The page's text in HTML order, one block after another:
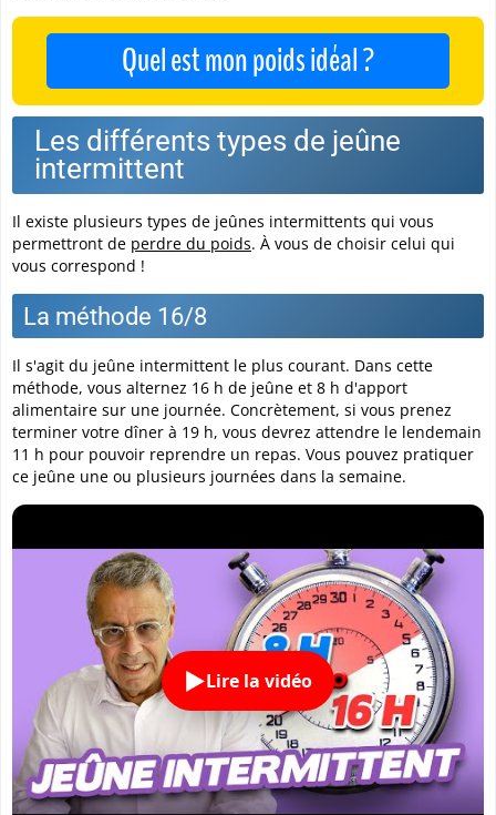
Quel est mon poids idéal ?
Les différents types de jeûne
intermittent
Il existe plusieurs types de jeûnes intermittents qui vous
permettront de perdre du poids. À vous de choisir celui qui
vous correspond !
La méthode 16/8
Il s'agit du jeûne intermittent le plus courant. Dans cette
méthode, vous alternez 16 h de jeûne et 8 h d'apport
alimentaire sur une journée. Concrètement, si vous prenez
terminer votre dîner à 19 h, vous devrez attendre le lendemain
11 h pour pouvoir reprendre un repas. Vous pouvez pratiquer
ce jeûne une ou plusieurs journées dans la semaine.
Lire la vidéo